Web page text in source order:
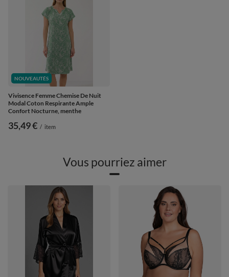
NOUVEAUTÉS
Vivisence Femme Chemise De Nuit
Modal Coton Respirante Ample
Confort Nocturne, menthe
35,49 € / item
Vous pourriez aimer